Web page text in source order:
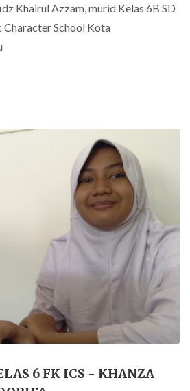
Khairul Azzam, murid Kelas 6B SD
Character School Kota
6 FK ICS - KHANZA